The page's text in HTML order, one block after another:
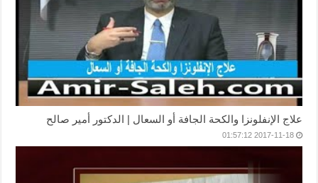
علاج الإنفلونزا والكحة الجافة أو السعال | الدكتور أمير صالح
2017-11-18 01:57:12